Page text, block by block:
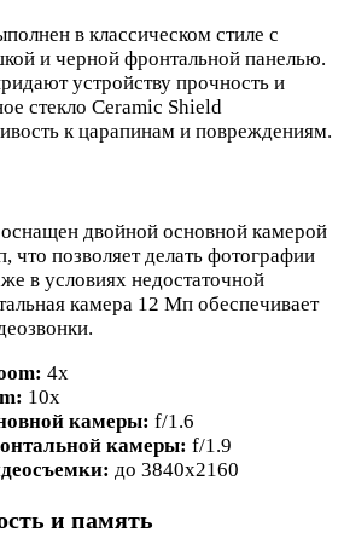
в классическом стиле с
и черной фронтальной панелью.
устройству прочность и
стекло Ceramic Shield
к царапинам и повреждениям.
двойной основной камерой
позволяет делать фотографии
в условиях недостаточной
камера 12 Мп обеспечивает
4x
10x
камеры: f/1.6
камеры: f/1.9
до 3840x2160
и память